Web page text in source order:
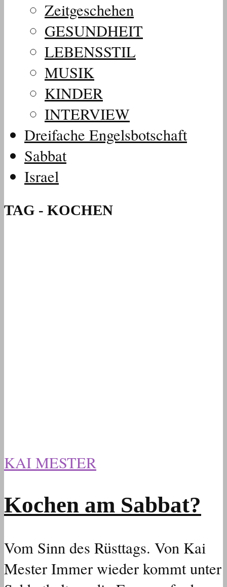
Zeitgeschehen
GESUNDHEIT
LEBENSSTIL
MUSIK
KINDER
INTERVIEW
Dreifache Engelsbotschaft
Sabbat
Israel
TAG - KOCHEN
KAI MESTER
Kochen am Sabbat?
Vom Sinn des Rüsttags. Von Kai
Mester Immer wieder kommt unter